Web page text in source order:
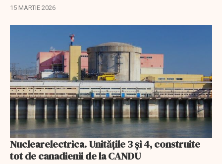
fondul producției ridicate din fotovoltaic și al
15 MARTIE 2026
Nuclearelectrica. Unitățile 3 și 4, construite
tot de canadienii de la CANDU